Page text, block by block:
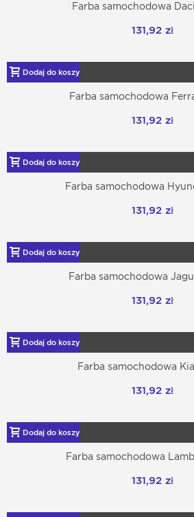
Farba samochodowa
131,92 zł
Dodaj do koszyka
Farba samochodowa
131,92 zł
Dodaj do koszyka
Farba samochodowa
131,92 zł
Dodaj do koszyka
Farba samochodowa
131,92 zł
Dodaj do koszyka
Farba samochodowa
131,92 zł
Dodaj do koszyka
Farba samochodowa
131,92 zł